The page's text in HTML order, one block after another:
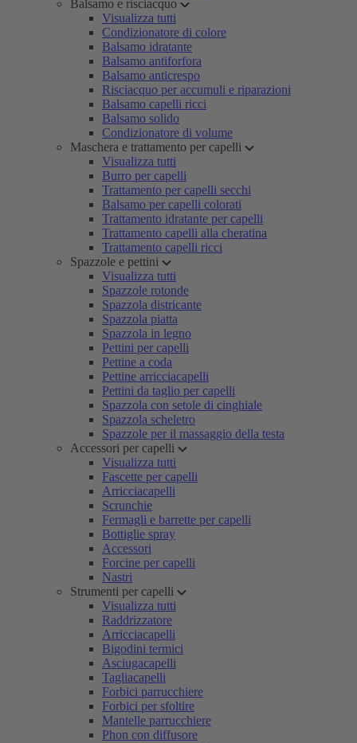
Balsamo e risciacquo
Visualizza tutti
Condizionatore di colore
Balsamo idratante
Balsamo antiforfora
Balsamo anticrespo
Risciacquo per accumuli e riparazioni
Balsamo capelli ricci
Balsamo solido
Condizionatore di volume
Maschera e trattamento per capelli
Visualizza tutti
Burro per capelli
Trattamento per capelli secchi
Balsamo per capelli colorati
Trattamento idratante per capelli
Trattamento capelli alla cheratina
Trattamento capelli ricci
Spazzole e pettini
Visualizza tutti
Spazzole rotonde
Spazzola districante
Spazzola piatta
Spazzola in legno
Pettini per capelli
Pettine a coda
Pettine arricciacapelli
Pettini da taglio per capelli
Spazzola con setole di cinghiale
Spazzola scheletro
Spazzole per il massaggio della testa
Accessori per capelli
Visualizza tutti
Fascette per capelli
Arricciacapelli
Scrunchie
Fermagli e barrette per capelli
Bottiglie spray
Accessori
Forcine per capelli
Nastri
Strumenti per capelli
Visualizza tutti
Raddrizzatore
Arricciacapelli
Bigodini termici
Asciugacapelli
Tagliacapelli
Forbici parrucchiere
Forbici per sfoltire
Mantelle parrucchiere
Phon con diffusore